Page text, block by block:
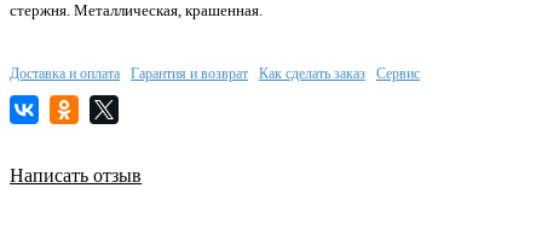
стержня. Металлическая, крашенная.
Доставка и оплата Гарантия и возврат Как сделать заказ Сервис
Написать отзыв